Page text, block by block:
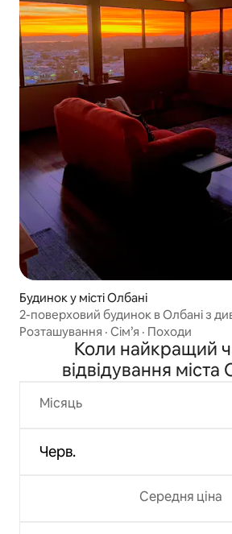
Будинок у місті Олбані
2-поверховий будинок в Олбані з
краєвидами!
Розташування · Сім’я · Походи
Коли найкращий
відвідування
Місяць
Черв.
Середня ціна